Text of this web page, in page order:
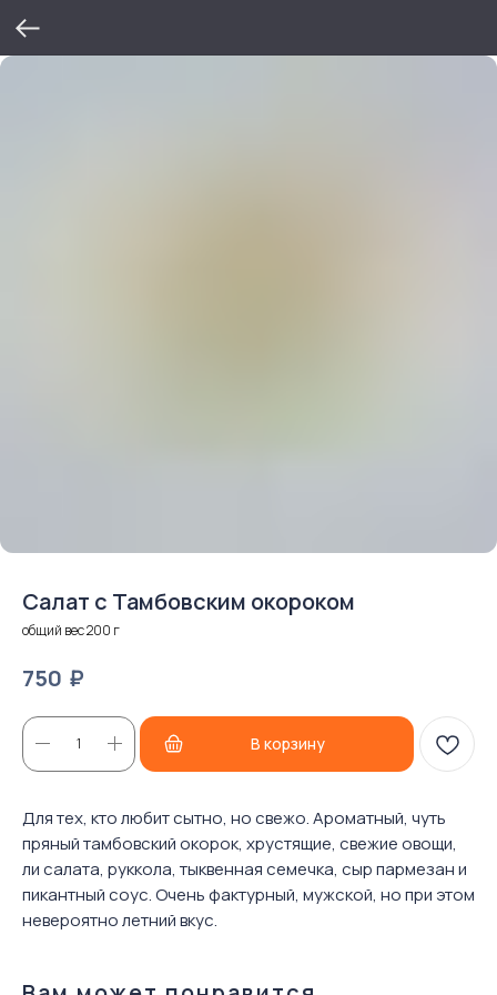
Салат с Тамбовским окороком
общий вес 200 г
750 ₽
В корзину
Для тех, кто любит сытно, но свежо. Ароматный, чуть
пряный тамбовский окорок, хрустящие, свежие овощи,
ли салата, руккола, тыквенная семечка, сыр пармезан и
пикантный соус. Очень фактурный, мужской, но при этом
невероятно летний вкус.